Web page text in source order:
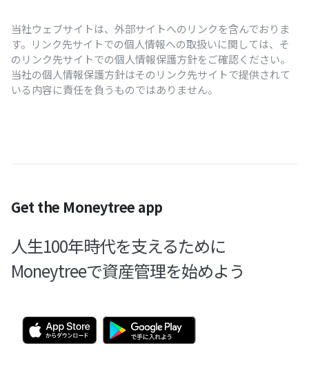
当社ウェブサイトは、外部サイトへのリンクを含んでおりま
す。リンク先サイトでの個人情報への取扱いに関しては、そ
のリンク先サイトでの個人情報保護方針をご確認ください。
当社の個人情報保護方針はそのリンク先サイトで提供されて
いる内容に責任を負うものではありません。
Get the Moneytree app
人生100年時代を支えるために
Moneytreeで資産管理を始めよう